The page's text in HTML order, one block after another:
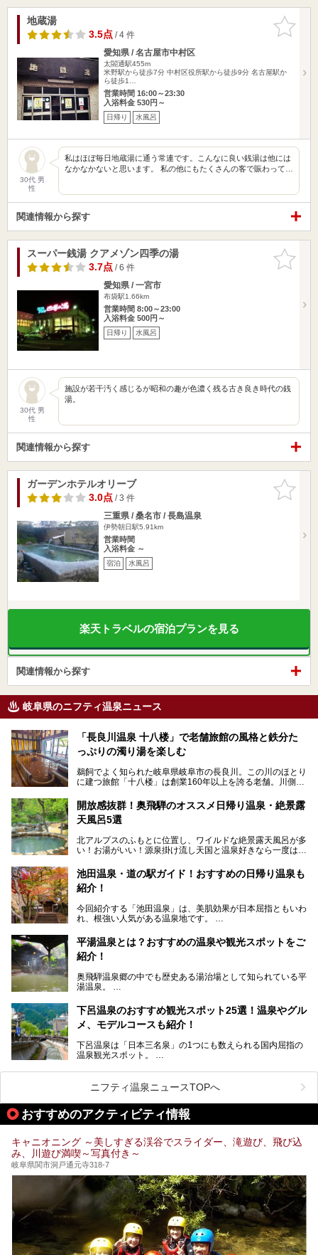
お気に入
りに追加
地蔵湯
3.5点/ 4 件
愛知県 / 名古屋市中村区
太閤通駅455m
米野駅から徒歩7分 中村区役所駅から徒歩9分 名古屋駅か
ら徒歩1…
営業時間 16:00～23:30
入浴料金 530円～
日帰り 水風呂
30代 男
性
私はほぼ毎日地蔵湯に通う常連です。こんなに良い銭湯は他には
なかなかないと思います。 私の他にもたくさんの客で賑わって…
関連情報から探す
お気に入
りに追加
スーパー銭湯 クアメゾン四季の湯
3.7点/ 6 件
愛知県 / 一宮市
布袋駅1.66km
営業時間 8:00～23:00
入浴料金 500円～
日帰り 水風呂
30代 男
性
施設が若干汚く感じるが昭和の趣が色濃く残る古き良き時代の銭
湯。
関連情報から探す
お気に入
りに追加
ガーデンホテルオリーブ
3.0点/ 3 件
三重県 / 桑名市 / 長島温泉
伊勢朝日駅5.91km
営業時間
入浴料金 ～
宿泊 水風呂
楽天トラベルの宿泊プランを見る
関連情報から探す
岐阜県のニフティ温泉ニュース
「長良川温泉 十八楼」で老舗旅館の風格と鉄分た
っぷりの濁り湯を楽しむ
鵜飼でよく知られた岐阜県岐阜市の長良川。この川のほとり
に建つ旅館「十八楼」は創業160年以上を誇る老舗。川側の
濁り湯で、地産地消にこだわった食事も定評があります。
そして大浴場は日帰り入浴もできるんですよ。泊まりでも日
岐阜の手仕事に触れる旅とともに楽しんでみてはいかがでし
ょう！
───
提供元：岐阜県【PR】
この記事は岐阜県のPR記事です。
開放感抜群！奥飛騨のオススメ日帰り温泉・絶景露
天風呂5選
北アルプスのふもとに位置し、ワイルドな絶景露天風呂が多
い！お湯がいい！源泉掛け流し天国と温泉好きなら一度は行
「平湯温泉」「福地温泉」「新平湯温泉」「栃尾温泉」「新
穂高温泉」と5つの温泉地を総称して奥飛騨温泉郷と呼びま
風呂を5ヶ所ご紹介したいと思います。いずれも素晴らしい
温泉ですよ！
池田温泉・道の駅ガイド！おすすめの日帰り温泉も
紹介！
今回紹介する「池田温泉」は、美肌効果が日本屈指ともいわ
れ、根強い人気がある温泉地です。
温泉旅として利用することができます。
池田温泉には道の駅があるなど、温泉、観光、買い物と、さ
そんな池田温泉の魅力を詳しく紹介していきます！
平湯温泉とは？おすすめの温泉や観光スポットをご
紹介！
奥飛騨温泉郷の中でも歴史ある湯治場として知られている平
湯温泉。
らの利用客も増え、ますます賑わいを見せています。そこで
今回は、平湯温泉の観光スポットとおすすめの温泉施設を紹
介します。気になる温泉をぜひチェックしてみてください。
下呂温泉のおすすめ観光スポット25選！温泉やグル
メ、モデルコースも紹介！
下呂温泉は「日本三名泉」の1つにも数えられる国内屈指の
温泉観光スポット。
のグルメを楽しんだり、周辺にある名所にも足を伸ばしたり
したいもの。
本記事では、下呂温泉エリアにあるおすすめの観光スポット
をご紹介するとともに散策する際のモデルコースもご提案。
下呂温泉観光をたっぷりとガイドします！
ニフティ温泉ニュースTOPへ
おすすめのアクティビティ情報
キャニオニング ～美しすぎる渓谷でスライダー、滝遊び、飛び込
み、川遊び満喫～写真付き～
岐阜県関市洞戸通元寺318-7